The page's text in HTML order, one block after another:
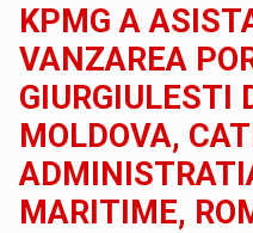
KPMG A
VANZAREA
GIURGIULESTI
MOLDOVA,
MARITIME,